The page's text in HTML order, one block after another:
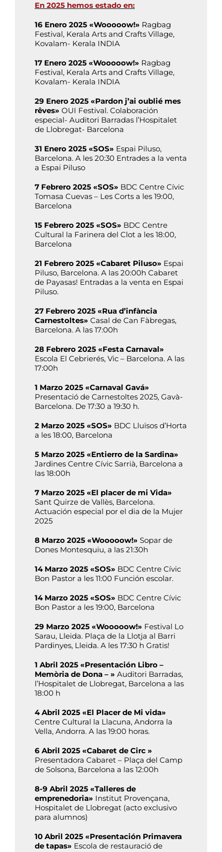
En 2025 hemos estado en:
16 Enero 2025 «Wooooow!» Ragbag
Festival, Kerala Arts and Crafts Village,
Kovalam- Kerala INDIA
17 Enero 2025 «Wooooow!» Ragbag
Festival, Kerala Arts and Crafts Village,
Kovalam- Kerala INDIA
29 Enero 2025 «Pardon j’ai oublié mes
rêves» OUI Festival. Colaboración
especial- Auditori Barradas l’Hospitalet
de Llobregat- Barcelona
31 Enero 2025 «SOS» Espai Piluso,
Barcelona. A les 20:30 Entrades a la venta
a Espai Piluso
7 Febrero 2025 «SOS» BDC Centre Cívic
Tomasa Cuevas – Les Corts a les 19:00,
Barcelona
15 Febrero 2025 «SOS» BDC Centre
Cultural la Farinera del Clot a les 18:00,
Barcelona
21 Febrero 2025 «Cabaret Piluso» Espai
Piluso, Barcelona. A las 20:00h Cabaret
de Payasas! Entradas a la venta en Espai
Piluso.
27 Febrero 2025 «Rua d’infància
Carnestoltes» Casal de Can Fàbregas,
Barcelona. A las 17:00h
28 Febrero 2025 «Festa Carnaval»
Escola El Cebrierés, Vic – Barcelona. A las
17:00h
1 Marzo 2025 «Carnaval Gavá»
Presentació de Carnestoltes 2025, Gavà-
Barcelona. De 17:30 a 19:30 h.
2 Marzo 2025 «SOS» BDC Lluïsos d’Horta
a les 18:00, Barcelona
5 Marzo 2025 «Entierro de la Sardina»
Jardines Centre Cívic Sarrià, Barcelona a
las 18:00h
7 Marzo 2025 «El placer de mi Vida»
Sant Quirze de Vallès, Barcelona.
Actuación especial por el dia de la Mujer
2025
8 Marzo 2025 «Wooooow!» Sopar de
Dones Montesquiu, a las 21:30h
14 Marzo 2025 «SOS» BDC Centre Cívic
Bon Pastor a les 11:00 Función escolar.
14 Marzo 2025 «SOS» BDC Centre Cívic
Bon Pastor a les 19:00, Barcelona
29 Marzo 2025 «Wooooow!» Festival Lo
Sarau, Lleida. Plaça de la Llotja al Barri
Pardinyes, Lleida. A les 17:30 h Gratis!
1 Abril 2025 «Presentación Libro –
Memòria de Dona – » Auditori Barradas,
l’Hospitalet de Llobregat, Barcelona a las
18:00 h
4 Abril 2025 «El Placer de Mi vida»
Centre Cultural la Llacuna, Andorra la
Vella, Andorra. A las 19:00 horas.
6 Abril 2025 «Cabaret de Circ »
Presentadora Cabaret – Plaça del Camp
de Solsona, Barcelona a las 12:00h
8-9 Abril 2025 «Talleres de
emprenedoria» Institut Provençana,
Hospitalet de Llobregat (acto exclusivo
para alumnos)
10 Abril 2025 «Presentación Primavera
de tapas» Escola de restauració de